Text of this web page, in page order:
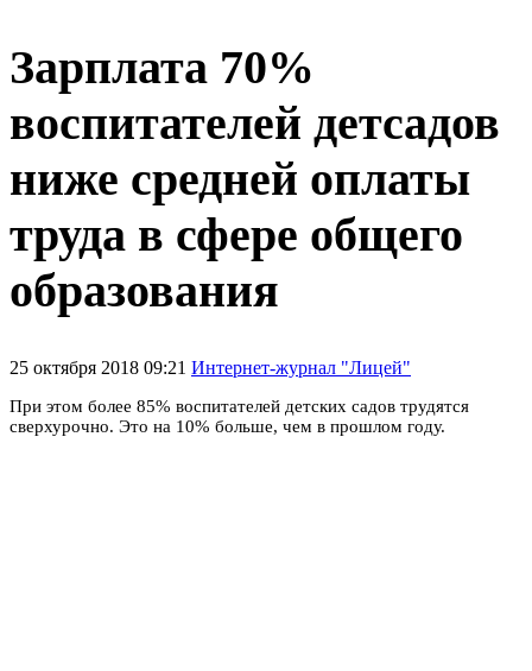
Зарплата 70%
воспитателей детсадов
ниже средней оплаты
труда в сфере общего
образования
25 октября 2018 09:21 Интернет-журнал "Лицей"
При этом более 85% воспитателей детских садов трудятся
сверхурочно. Это на 10% больше, чем в прошлом году.